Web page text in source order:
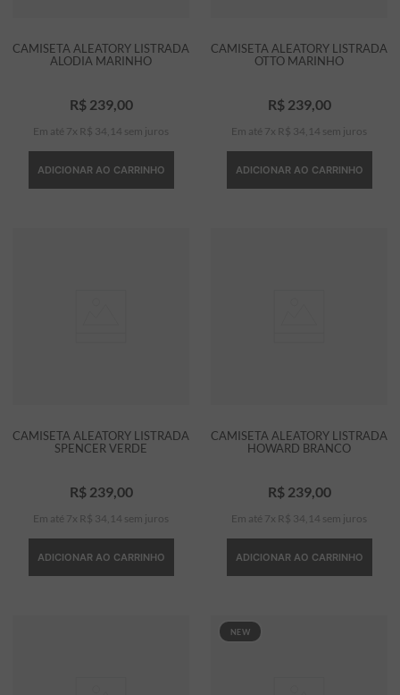
CAMISETA ALEATORY LISTRADA
ALODIA MARINHO
R$ 239, 00
Em até 7 x R$ 34 14 sem juros
ADICIONAR AO CARRINHO
CAMISETA ALEATORY LISTRADA
OTTO MARINHO
R$ 239, 00
Em até 7 x R$ 34 14 sem juros
ADICIONAR AO CARRINHO
CAMISETA ALEATORY LISTRADA
SPENCER VERDE
R$ 239, 00
Em até 7 x R$ 34 14 sem juros
ADICIONAR AO CARRINHO
CAMISETA ALEATORY LISTRADA
HOWARD BRANCO
R$ 239, 00
Em até 7 x R$ 34 14 sem juros
ADICIONAR AO CARRINHO
NEW